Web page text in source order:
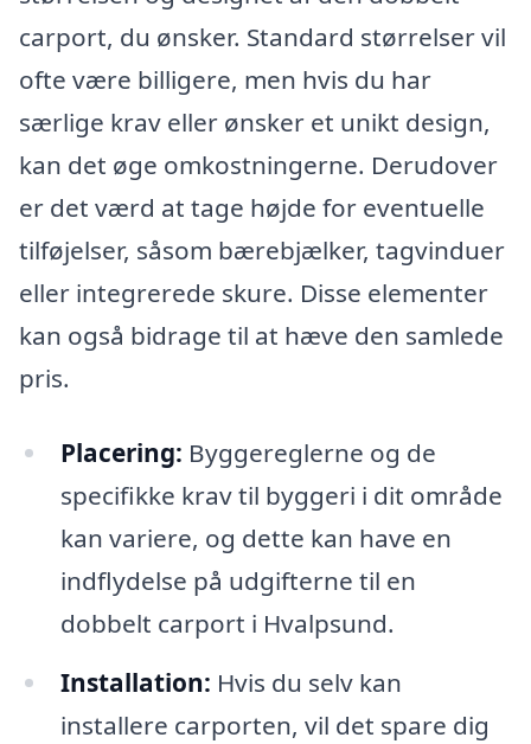
carport, du ønsker. Standard størrelser vil
ofte være billigere, men hvis du har
særlige krav eller ønsker et unikt design,
kan det øge omkostningerne. Derudover
er det værd at tage højde for eventuelle
tilføjelser, såsom bærebjælker, tagvinduer
eller integrerede skure. Disse elementer
kan også bidrage til at hæve den samlede
pris.
Placering: Byggereglerne og de
specifikke krav til byggeri i dit område
kan variere, og dette kan have en
indflydelse på udgifterne til en
dobbelt carport i Hvalpsund.
Installation: Hvis du selv kan
installere carporten, vil det spare dig